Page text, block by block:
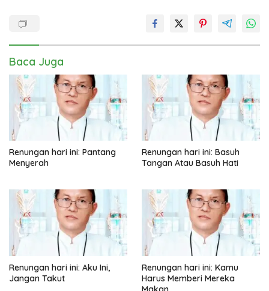
Baca Juga
Renungan hari ini: Pantang
Menyerah
Renungan hari ini: Basuh
Tangan Atau Basuh Hati
Renungan hari ini: Aku Ini,
Jangan Takut
Renungan hari ini: Kamu
Harus Memberi Mereka